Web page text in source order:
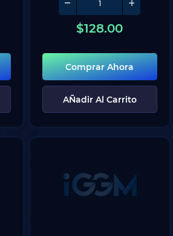
$128.00
Comprar Ahora
AÑadir Al Carrito